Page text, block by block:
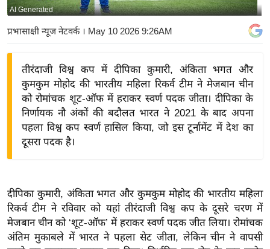
बि
ज़
ने
द्यो
शे
ष
ज्ञ
रा
AI Generated
प्रभासाक्षी न्यूज नेटवर्क। May 10 2026 9:26AM
तीरंदाजी विश्व कप में दीपिका कुमारी, अंकिता भगत और
कुमकुम मोहोद की भारतीय महिला रिकर्व टीम ने मेजबान चीन
को रोमांचक शूट-ऑफ में हराकर स्वर्ण पदक जीता। दीपिका के
निर्णायक नौ अंकों की बदौलत भारत ने 2021 के बाद अपना
पहला विश्व कप स्वर्ण हासिल किया, जो इस टूर्नामेंट में देश का
दूसरा पदक है।
दीपिका कुमारी, अंकिता भगत और कुमकुम मोहोद की भारतीय महिला
रिकर्व टीम ने रविवार को यहां तीरंदाजी विश्व कप के दूसरे चरण में
मेजबान चीन को ‘शूट-ऑफ’ में हराकर स्वर्ण पदक जीत लिया। रोमांचक
अंतिम मुकाबले में भारत ने पहला सेट जीता, लेकिन चीन ने वापसी